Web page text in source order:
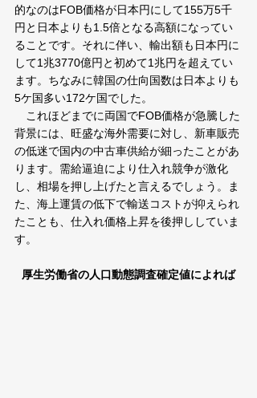
的なのはFOB価格が日本円にして155万5千
円と日本よりも1.5倍となる高額になってい
ることです。それに伴い、輸出額も日本円に
して1兆3770億円と初めて1兆円を超えてい
ます。ちなみに韓国の仕向国数は日本よりも
5ケ国多い172ケ国でした。
これほどまでに両国でFOB価格が急騰した
背景には、旺盛な海外需要に対し、新車販売
の低迷で国内の中古車供給が細ったことがあ
ります。需給逼迫により仕入れ競争が激化
し、相場を押し上げたと言えるでしょう。ま
た、海上運賃の低下で輸送コストが抑えられ
たことも、仕入れ価格上昇を後押ししていま
す。
厚生労働省の人口動態調査確定値によれば